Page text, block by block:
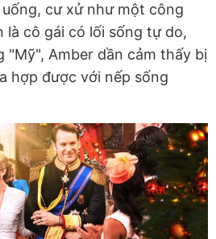
cư xử như một công
là cô gái có lối sống tự do,
"Mỹ", Amber dần cảm thấy bị
hợp được với nếp sống